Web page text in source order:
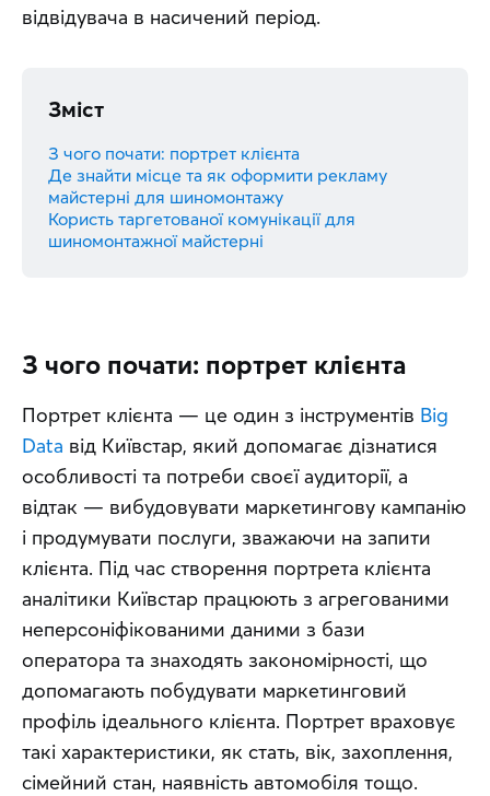
відвідувача в насичений період.
Зміст
З чого почати: портрет клієнта
Де знайти місце та як оформити рекламу
майстерні для шиномонтажу
Користь таргетованої комунікації для
шиномонтажної майстерні
З чого почати: портрет клієнта
Портрет клієнта — це один з інструментів Big
Data від Київстар, який допомагає дізнатися
особливості та потреби своєї аудиторії, а
відтак — вибудовувати маркетингову кампанію
і продумувати послуги, зважаючи на запити
клієнта. Під час створення портрета клієнта
аналітики Київстар працюють з агрегованими
неперсоніфікованими даними з бази
оператора та знаходять закономірності, що
допомагають побудувати маркетинговий
профіль ідеального клієнта. Портрет враховує
такі характеристики, як стать, вік, захоплення,
сімейний стан, наявність автомобіля тощо.